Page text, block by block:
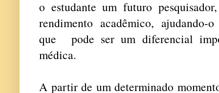
o estudante um futuro
rendimento acadêmico,
que pode ser um diferencial
médica.
A partir de um determinado